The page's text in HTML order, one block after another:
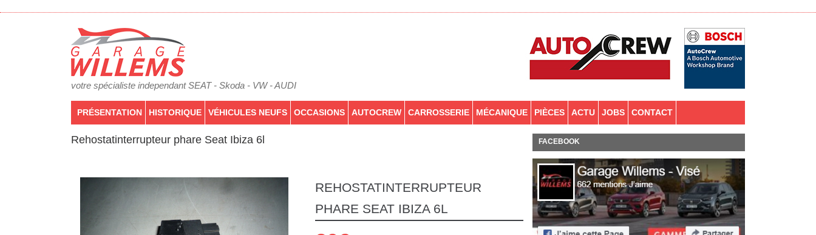
votre spécialiste independant SEAT - Skoda - VW - AUDI
PRÉSENTATION HISTORIQUE VÉHICULES NEUFS OCCASIONS AUTOCREW CARROSSERIE MÉCANIQUE PIÈCES ACTU JOBS CONTACT
Rehostatinterrupteur phare Seat Ibiza 6l
REHOSTATINTERRUPTEUR
PHARE SEAT IBIZA 6L
FACEBOOK